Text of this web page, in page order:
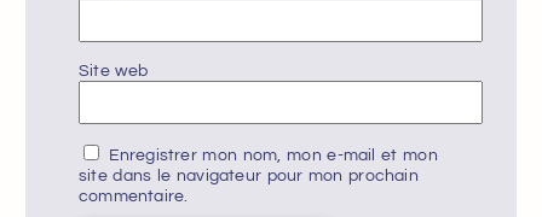
Site web
Enregistrer mon nom, mon e-mail et mon
site dans le navigateur pour mon prochain
commentaire.